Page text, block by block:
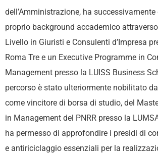
dell’Amministrazione, ha
proprio background accademico
Livello in Giuristi e Consulenti d’Impresa
Roma Tre e un Executive Programme in
Management presso la LUISS Business
percorso è stato ulteriormente nobilitato
come vincitore di borsa di studio, del
in Management del PNRR presso la
ha permesso di approfondire i presidi di
e antiriciclaggio essenziali per la